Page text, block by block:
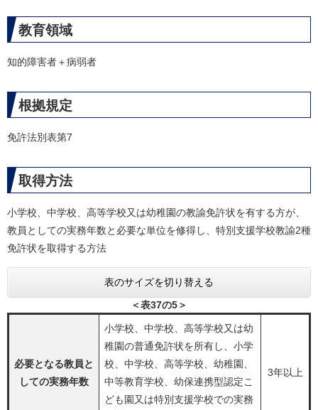
教育領域
知的障害者＋病弱者
根拠規定
免許法別表第7
取得方法
小学校、中学校、高等学校又は幼稚園の教諭免許状を有する方が、
教員としての実務年数と必要な単位を修得し、特別支援学校教諭2種
免許状を取得する方法
表のサイズを切り替える
＜表37の5＞
必要となる教員と
しての実務年数
小学校、中学校、高等学校又は幼
稚園の普通免許状を所有し、小学
校、中学校、高等学校、幼稚園、
中等教育学校、幼保連携型認定こ
ども園又は特別支援学校での実務
3年以上